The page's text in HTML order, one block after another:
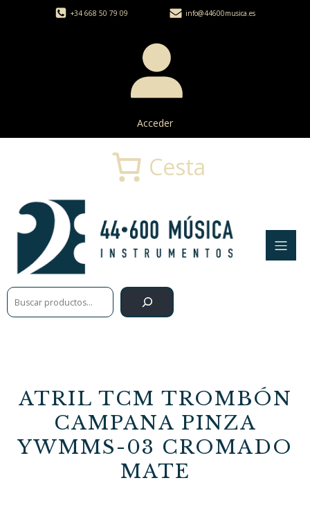
+34 668 50 79 09 info@44600musica.es
Acceder
Buscar
Cesta
ATRIL TCM TROMBÓN
CAMPANA PINZA
YWMMS-03 CROMADO
MATE